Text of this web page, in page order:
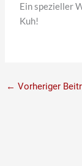
Ein spezieller
Kuh!
← Vorheriger